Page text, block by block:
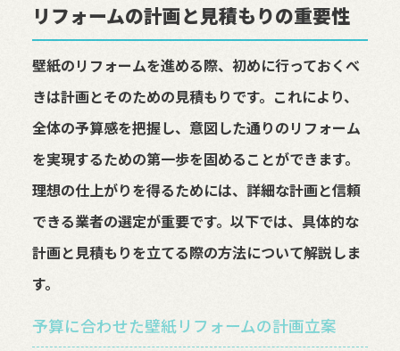
リフォームの計画と見積もりの重要性
壁紙のリフォームを進める際、初めに行っておくべ
きは計画とそのための見積もりです。これにより、
全体の予算感を把握し、意図した通りのリフォーム
を実現するための第一歩を固めることができます。
理想の仕上がりを得るためには、詳細な計画と信頼
できる業者の選定が重要です。以下では、具体的な
計画と見積もりを立てる際の方法について解説しま
す。
予算に合わせた壁紙リフォームの計画立案